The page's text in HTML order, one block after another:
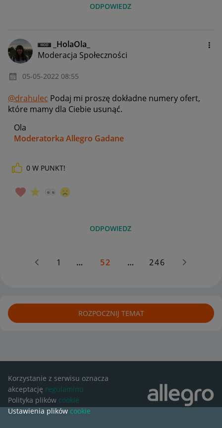
ODPOWIEDZ
_HolaOla_
Moderacja Społeczności
‎05-05-2022 08:55
@drahulec Podaj mi proszę dokładne numery ofert,
które mamy dla Ciebie usunąć.
Ola
Moderatorka Allegro Gadane
0 W PUNKT!
ODPOWIEDZ
1 … 52 … 246
ROZPOCZNIJ TEMAT
Korzystanie z serwisu oznacza
akceptację regulaminu
Polityka plików cookie
Ustawienia plików cookie